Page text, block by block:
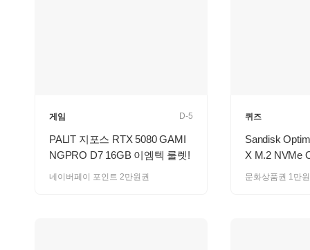
게임 D-5
PALIT 지포스 RTX 5080 GAMI
NGPRO D7 16GB 이엠텍 룰렛!
네이버페이 포인트 2만원권
퀴즈
Sandisk
X M.2 NVMe
문화상품권 1만